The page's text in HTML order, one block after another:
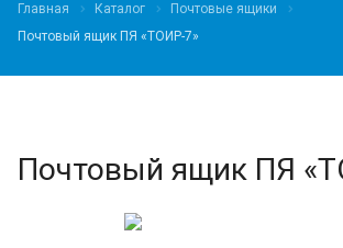
Главная Каталог
Почтовые ящики
Почтовый ящик ПЯ «ТОИР-7»
Почтовый ящик ПЯ